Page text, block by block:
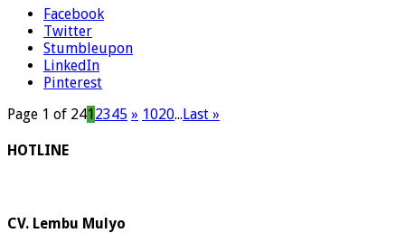
Facebook
Twitter
Stumbleupon
LinkedIn
Pinterest
Page 1 of 241 2345 » 1020...Last »
HOTLINE
CV. Lembu Mulyo